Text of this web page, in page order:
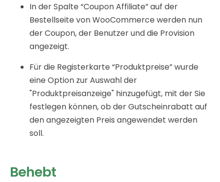
In der Spalte “Coupon Affiliate” auf der
Bestellseite von WooCommerce werden nun
der Coupon, der Benutzer und die Provision
angezeigt.
Für die Registerkarte “Produktpreise” wurde
eine Option zur Auswahl der
"Produktpreisanzeige" hinzugefügt, mit der Sie
festlegen können, ob der Gutscheinrabatt auf
den angezeigten Preis angewendet werden
soll.
Behebt